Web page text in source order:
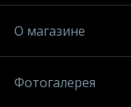
О магазине
Фотогалерея